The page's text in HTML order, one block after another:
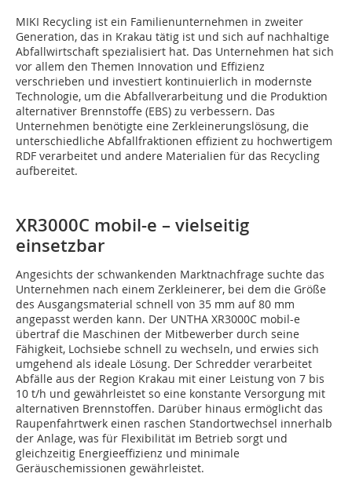
MIKI Recycling ist ein Familienunternehmen in zweiter
Generation, das in Krakau tätig ist und sich auf nachhaltige
Abfallwirtschaft spezialisiert hat. Das Unternehmen hat sich
vor allem den Themen Innovation und Effizienz
verschrieben und investiert kontinuierlich in modernste
Technologie, um die Abfallverarbeitung und die Produktion
alternativer Brennstoffe (EBS) zu verbessern. Das
Unternehmen benötigte eine Zerkleinerungslösung, die
unterschiedliche Abfallfraktionen effizient zu hochwertigem
RDF verarbeitet und andere Materialien für das Recycling
aufbereitet.
XR3000C mobil-e – vielseitig
einsetzbar
Angesichts der schwankenden Marktnachfrage suchte das
Unternehmen nach einem Zerkleinerer, bei dem die Größe
des Ausgangsmaterial schnell von 35 mm auf 80 mm
angepasst werden kann. Der UNTHA XR3000C mobil-e
übertraf die Maschinen der Mitbewerber durch seine
Fähigkeit, Lochsiebe schnell zu wechseln, und erwies sich
umgehend als ideale Lösung. Der Schredder verarbeitet
Abfälle aus der Region Krakau mit einer Leistung von 7 bis
10 t/h und gewährleistet so eine konstante Versorgung mit
alternativen Brennstoffen. Darüber hinaus ermöglicht das
Raupenfahrtwerk einen raschen Standortwechsel innerhalb
der Anlage, was für Flexibilität im Betrieb sorgt und
gleichzeitig Energieeffizienz und minimale
Geräuschemissionen gewährleistet.